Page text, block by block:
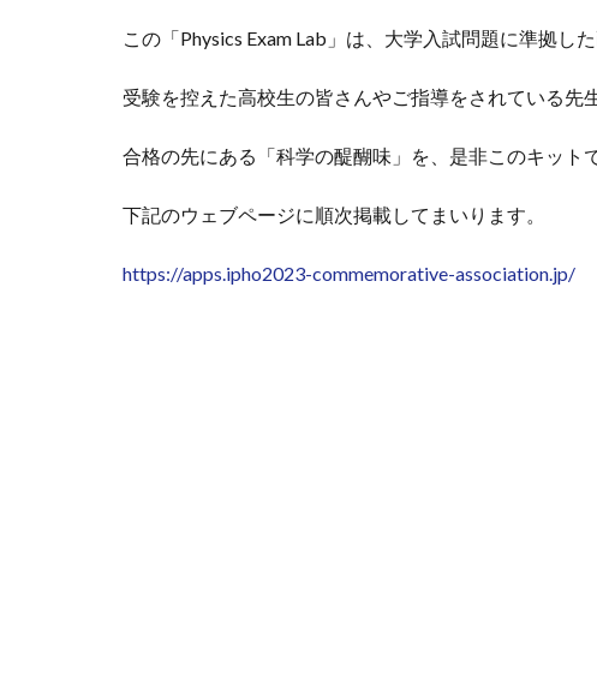
この「Physics Exam Lab」は、大学入試問題に準拠し
受験を控えた高校生の皆さんやご指導をされている先
合格の先にある「科学の醍醐味」を、是非このキット
下記のウェブページに順次掲載してまいります。
https://apps.ipho2023-commemorative-association.jp/